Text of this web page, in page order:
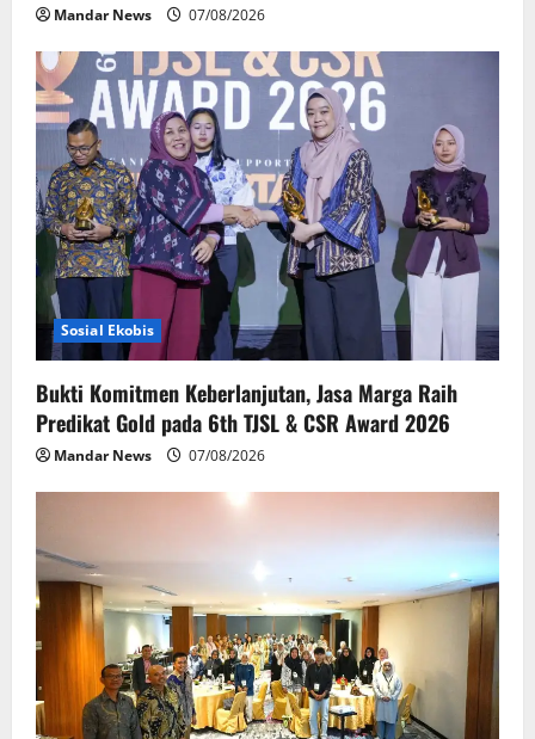
Mandar News 07/08/2026
Sosial Ekobis
Bukti Komitmen Keberlanjutan, Jasa Marga Raih
Predikat Gold pada 6th TJSL & CSR Award 2026
Mandar News 07/08/2026